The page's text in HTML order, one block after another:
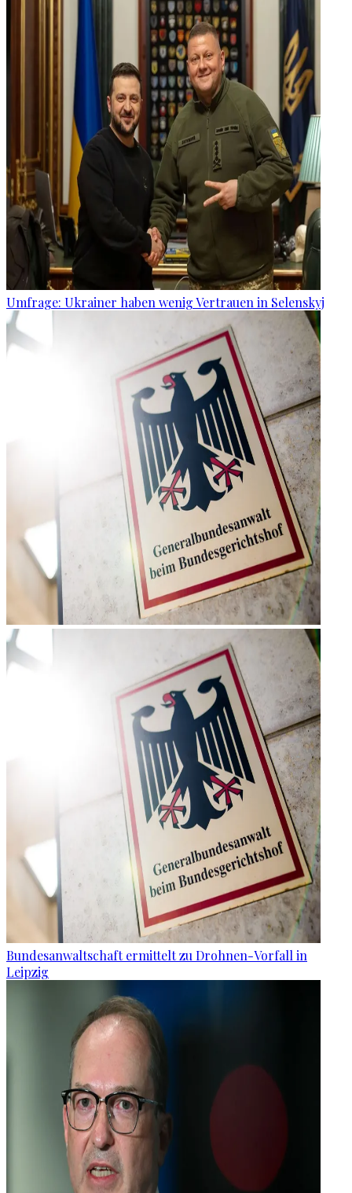
Umfrage: Ukrainer haben wenig Vertrauen in Selenskyj
Bundesanwaltschaft ermittelt zu Drohnen-Vorfall in
Leipzig